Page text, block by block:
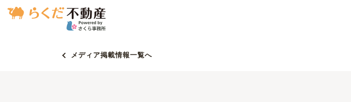
メディア掲載情報一覧へ